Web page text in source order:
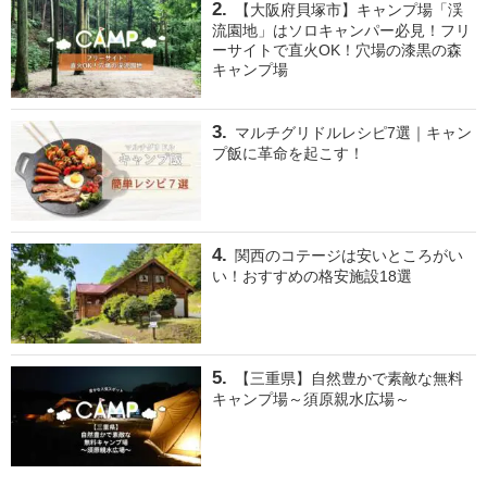
【大阪府貝塚市】キャンプ場「渓
流園地」はソロキャンパー必見！フリ
ーサイトで直火OK！穴場の漆黒の森
キャンプ場
マルチグリドルレシピ7選｜キャン
プ飯に革命を起こす！
関西のコテージは安いところがい
い！おすすめの格安施設18選
【三重県】自然豊かで素敵な無料
キャンプ場～須原親水広場～